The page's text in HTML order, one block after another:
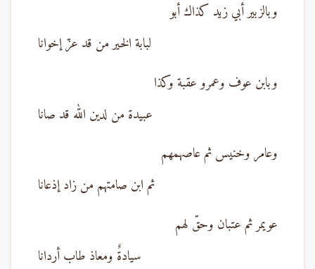
وبالزبير أبي زيد كذاك أبو
لبابة الخير من قد عزّ إخوانا
وبابن عوف وعمرو عقبة وكذا
عبيدة من لدين الله قد صانا
وعامر وخنيس ثم عاصهمهم
ثم ابن صامتهم من زاد إذعانا
عويمر ثم عتبان وحقّ لهم
سيادةٌ ومعاذ طاب أردانا